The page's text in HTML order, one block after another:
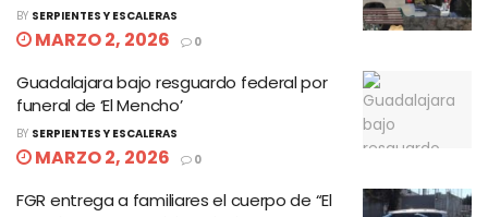
BY SERPIENTES Y ESCALERAS
MARZO 2, 2026 0
Guadalajara bajo resguardo federal por
funeral de ‘El Mencho’
BY SERPIENTES Y ESCALERAS
MARZO 2, 2026 0
FGR entrega a familiares el cuerpo de “El